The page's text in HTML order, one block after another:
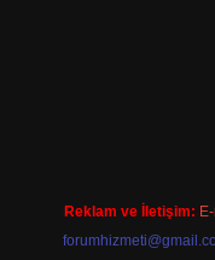
Reklam ve İletişim: